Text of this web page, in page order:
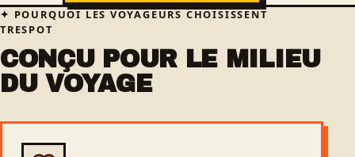
POURQUOI LES VOYAGEURS CHOISISSENT
TRESPOT
CONÇU POUR LE MILIEU
DU VOYAGE